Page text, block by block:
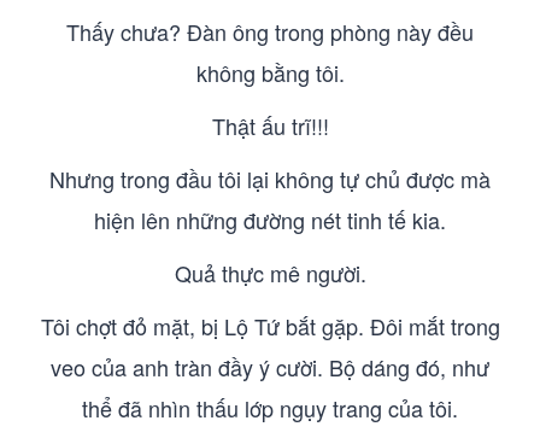
Thấy chưa? Đàn ông trong phòng này đều
không bằng tôi.
Thật ấu trĩ!!!
Nhưng trong đầu tôi lại không tự chủ được mà
hiện lên những đường nét tinh tế kia.
Quả thực mê người.
Tôi chợt đỏ mặt, bị Lộ Tứ bắt gặp. Đôi mắt trong
veo của anh tràn đầy ý cười. Bộ dáng đó, như
thể đã nhìn thấu lớp ngụy trang của tôi.